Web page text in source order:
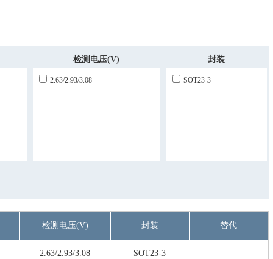
检测电压(V) 封装
2.63/2.93/3.08 SOT23-3
检测电压(V) 封装 替代
2.63/2.93/3.08 SOT23-3